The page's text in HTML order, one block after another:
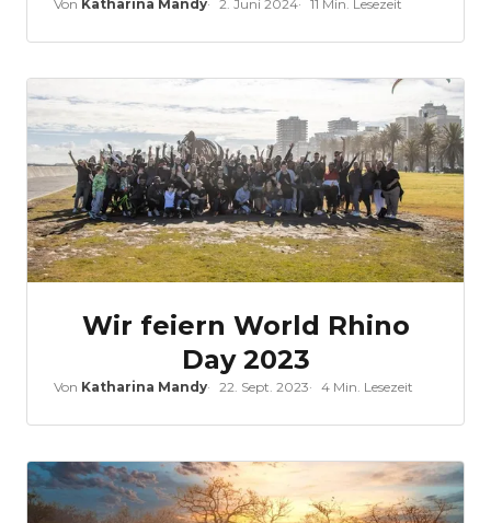
Von Katharina Mandy 2. Juni 2024 11 Min. Lesezeit
Wir feiern World Rhino
Day 2023
Von Katharina Mandy 22. Sept. 2023 4 Min. Lesezeit